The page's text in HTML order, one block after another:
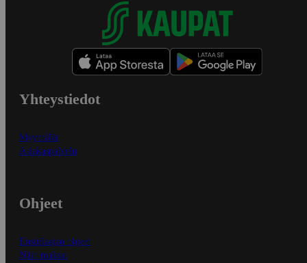
Yhteystiedot
Myymälät
Asiakaspalvelu
Ohjeet
Ensitilaajan ohjeet
Näin maksat